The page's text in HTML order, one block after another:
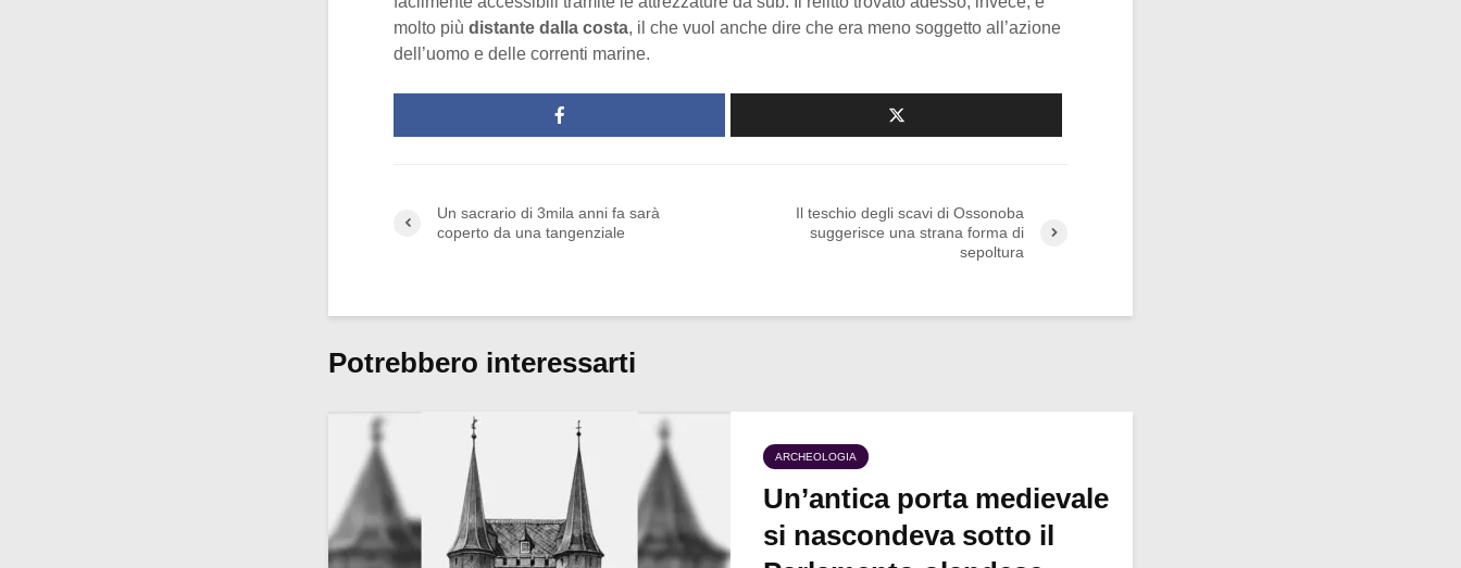
molto più distante dalla costa, il che vuol anche dire che era meno soggetto all’azione
dell’uomo e delle correnti marine.
Un sacrario di 3mila anni fa sarà
coperto da una tangenziale
Il teschio degli scavi di Ossonoba
suggerisce una strana forma di
sepoltura
Potrebbero interessarti
ARCHEOLOGIA
Un’antica porta medievale
si nascondeva sotto il